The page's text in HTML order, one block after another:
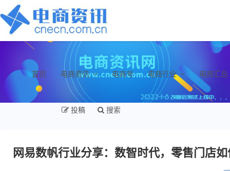
首页 电商资讯 电商号 电商行业 电商汇总
投稿 搜索
网易数帆行业分享：数智时代，零售门店